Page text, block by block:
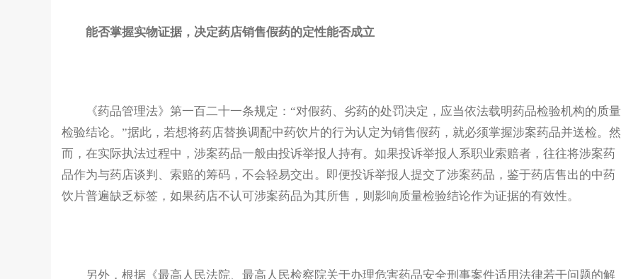
能否掌握实物证据，决定药店销售假药的定性能否成立
《药品管理法》第一百二十一条规定：“对假药、劣药的处罚决定，应当依法载明药品检验机构的质量
检验结论。”据此，若想将药店替换调配中药饮片的行为认定为销售假药，就必须掌握涉案药品并送检。然
而，在实际执法过程中，涉案药品一般由投诉举报人持有。如果投诉举报人系职业索赔者，往往将涉案药
品作为与药店谈判、索赔的筹码，不会轻易交出。即便投诉举报人提交了涉案药品，鉴于药店售出的中药
饮片普遍缺乏标签，如果药店不认可涉案药品为其所售，则影响质量检验结论作为证据的有效性。
另外，根据《最高人民法院、最高人民检察院关于办理危害药品安全刑事案件适用法律若干问题的解